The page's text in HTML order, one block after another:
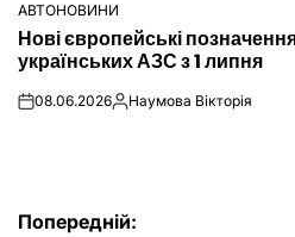
ОПУБЛІКУВАТИ
У
АВТОНОВИНИ
Нові європейські
українських АЗС з 1 липня
on08.06.2026Опубліковано
Наумова Вікторія
Попередній: